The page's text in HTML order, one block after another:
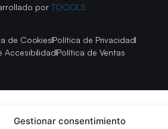
Gestionar consentimiento
por TOOOLS
de CookiesPolítica de Privacidad
AccesibilidadPolítica de Ventas